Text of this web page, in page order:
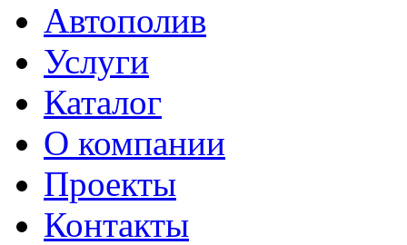
Автополив
Услуги
Каталог
О компании
Проекты
Контакты